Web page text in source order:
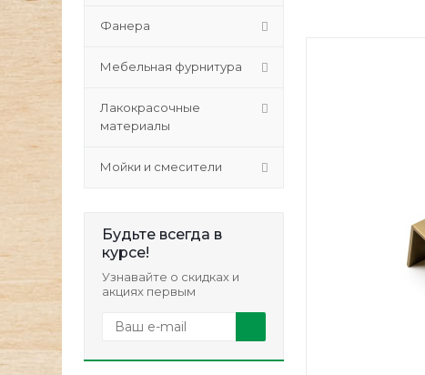
Фанера
Мебельная фурнитура
Лакокрасочные
материалы
Мойки и смесители
Будьте всегда в
курсе!
Узнавайте о скидках и
акциях первым